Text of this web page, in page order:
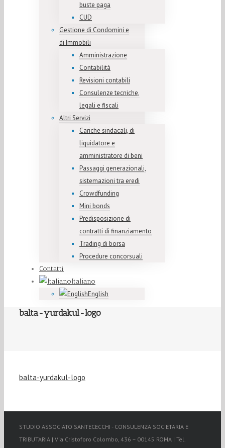
buste paga
CUD
Gestione di Condomini e
di Immobili
Amministrazione
Contabilità
Revisioni contabili
Consulenze tecniche,
legali e fiscali
Altri Servizi
Cariche sindacali, di
liquidatore e
amministratore di beni
Passaggi generazionali,
sistemazioni tra eredi
Crowdfunding
Mini bonds
Predisposizione di
contratti di finanziamento
Trading di borsa
Procedure concorsuali
Contatti
Italiano
English
balta-yurdakul-logo
balta-yurdakul-logo
STUDIO ASSOCIATO SANTECECCHI - CONSULENZA SOCIETARIA E
TRIBUTARIA | Via Cristoforo Colombo, 436 – 00145 ROMA | Tel.